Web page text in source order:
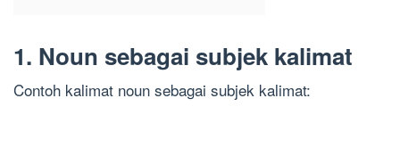
1. Noun sebagai subjek kalimat
Contoh kalimat noun sebagai subjek kalimat: